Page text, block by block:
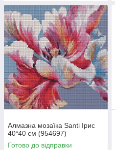
Алмазна мозаїка Santi Ірис
40*40 см (954697)
Готово до відправки